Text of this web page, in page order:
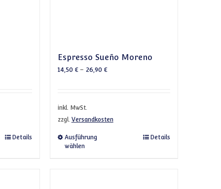
können auf der Produktseite gewählt werden
weist mehrere Varianten auf. Die Optionen können auf der
Details
Espresso Sueño Moreno
14,50 €– 26,90 €
inkl. MwSt.
zzgl. Versandkosten
Ausführung
wählen
Dieses Produkt weist mehrere
Details